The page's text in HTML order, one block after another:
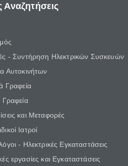
Αναζητήσεις
- Συντήρηση Ηλεκτρικών Συσκευών
Αυτοκινήτων
Γραφεία
Γραφεία
και Μεταφορές
Ιατροί
- Ηλεκτρικές Εγκαταστάσεις
εργασίες και Εγκαταστάσεις